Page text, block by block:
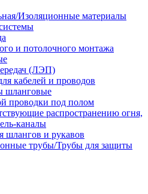
Изоляционные материалы
и потолочного монтажа
(ЛЭП)
кабелей и проводов
шланговые
проводки под полом
распространению огня,
каналы
шлангов и рукавов
трубы/Трубы для защиты